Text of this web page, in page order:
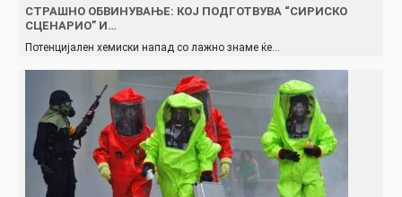
СТРАШНО ОБВИНУВАЊЕ: КОЈ ПОДГОТВУВА “СИРИСКО
СЦЕНАРИО” И…
Потенцијален хемиски напад со лажно знаме ќе…